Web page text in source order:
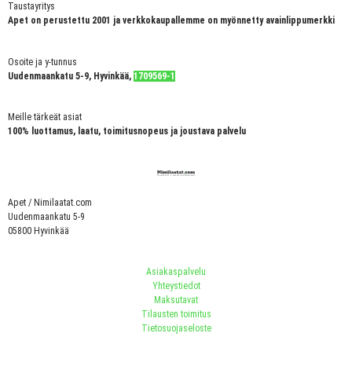
Taustayritys
Apet on perustettu 2001 ja verkkokaupallemme on myönnetty avainlippumerkki
Osoite ja y-tunnus
Uudenmaankatu 5-9, Hyvinkää, 1709569-1
Meille tärkeät asiat
100% luottamus, laatu, toimitusnopeus ja joustava palvelu
Apet / Nimilaatat.com
Uudenmaankatu 5-9
05800 Hyvinkää
Asiakaspalvelu
Yhteystiedot
Maksutavat
Tilausten toimitus
Tietosuojaseloste